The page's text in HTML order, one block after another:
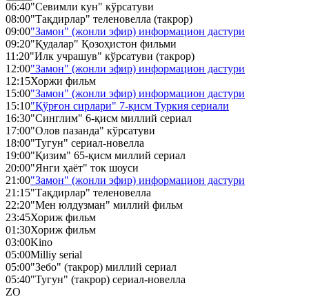
06:40"Севимли кун" кўрсатуви
08:00"Тақдирлар" теленовелла (такрор)
09:00"Замон" (жонли эфир) информацион дастури
09:20"Қудалар" Қозоҳистон фильми
11:20"Илк учрашув" кўрсатуви (такрор)
12:00"Замон" (жонли эфир) информацион дастури
12:15Хоржи фильм
15:00"Замон" (жонли эфир) информацион дастури
15:10"Қўрғон сирлари" 7-қисм Туркия сериали
16:30"Синглим" 6-қисм миллий сериал
17:00"Олов пазанда" кўрсатуви
18:00"Тугун" сериал-новелла
19:00"Қизим" 65-қисм миллий сериал
20:00"Янги ҳаёт" ток шоуси
21:00"Замон" (жонли эфир) информацион дастури
21:15"Тақдирлар" теленовелла
22:20"Мен юлдузман" миллий фильм
23:45Хориж фильм
01:30Хориж фильм
03:00Kino
05:00Milliy serial
05:00"Зебо" (такрор) миллий сериал
05:40"Тугун" (такрор) сериал-новелла
ZO